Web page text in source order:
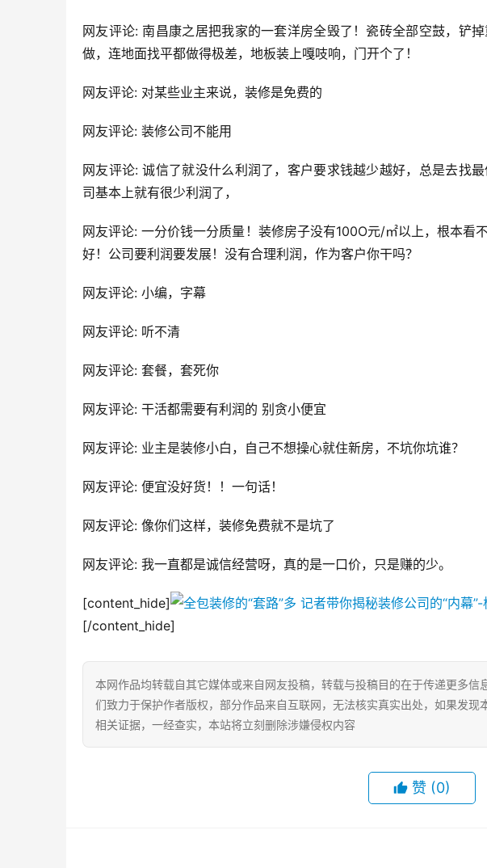
网友评论: 南昌康之居把我家的一套洋房全毁了！瓷砖全部空鼓，铲
做，连地面找平都做得极差，地板装上嘎吱响，门开个了！
网友评论: 对某些业主来说，装修是免费的
网友评论: 装修公司不能用
网友评论: 诚信了就没什么利润了，客户要求钱越少越好，总是去找
司基本上就有很少利润了，
网友评论: 一分价钱一分质量！装修房子没有100O元/㎡以上，根本看
好！公司要利润要发展！没有合理利润，作为客户你干吗？
网友评论: 小编，字幕
网友评论: 听不清
网友评论: 套餐，套死你
网友评论: 干活都需要有利润的 别贪小便宜
网友评论: 业主是装修小白，自己不想操心就住新房，不坑你坑谁？
网友评论: 便宜没好货！！一句话！
网友评论: 像你们这样，装修免费就不是坑了
网友评论: 我一直都是诚信经营呀，真的是一口价，只是赚的少。
[content_hide]
[/content_hide]
本网作品均转载自其它媒体或来自网友投稿，转载与投稿目的在于传递更多
们致力于保护作者版权，部分作品来自互联网，无法核实真实出处，如果发
相关证据，一经查实，本站将立刻删除涉嫌侵权内容
赞 (0)